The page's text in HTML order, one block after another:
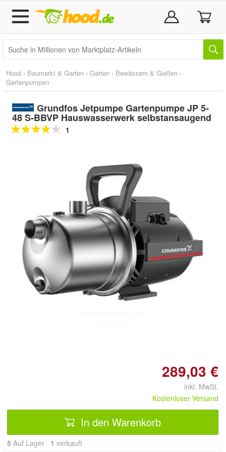
Hood › Baumarkt & Garten › Garten › Bewässern & Gießen ›
Gartenpumpen
Grundfos Jetpumpe Gartenpumpe JP 5-
48 S-BBVP Hauswasserwerk selbstansaugend
1
289,03 €
inkl. MwSt.
Kostenloser Versand
In den Warenkorb
5 Auf Lager 1 verkauft